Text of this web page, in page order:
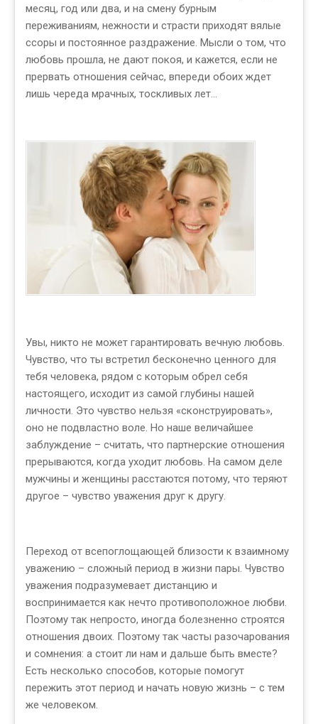
месяц, год или два, и на смену бурным
переживаниям, нежности и страсти приходят вялые
ссоры и постоянное раздражение. Мысли о том, что
любовь прошла, не дают покоя, и кажется, если не
прервать отношения сейчас, впереди обоих ждет
лишь череда мрачных, тоскливых лет…
Увы, никто не может гарантировать вечную любовь.
Чувство, что ты встретил бесконечно ценного для
тебя человека, рядом с которым обрел себя
настоящего, исходит из самой глубины нашей
личности. Это чувство нельзя «сконструировать»,
оно не подвластно воле. Но наше величайшее
заблуждение – считать, что партнерские отношения
прерываются, когда уходит любовь. На самом деле
мужчины и женщины расстаются потому, что теряют
другое – чувство уважения друг к другу.
Переход от всепоглощающей близости к взаимному
уважению – сложный период в жизни пары. Чувство
уважения подразумевает дистанцию и
воспринимается как нечто противоположное любви.
Поэтому так непросто, иногда болезненно строятся
отношения двоих. Поэтому так часты разочарования
и сомнения: а стоит ли нам и дальше быть вместе?
Есть несколько способов, которые помогут
пережить этот период и начать новую жизнь – с тем
же человеком.